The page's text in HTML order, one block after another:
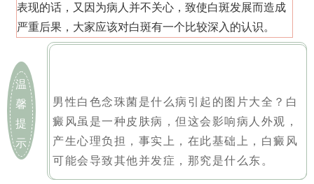
表现的话，又因为病人并不关心，致使白斑发展而造成
严重后果，大家应该对白斑有一个比较深入的认识。
温
馨
提
示
男性白色念珠菌是什么病引起的图片大全？白
癜风虽是一种皮肤病，但这会影响病人外观，
产生心理负担，事实上，在此基础上，白癜风
可能会导致其他并发症，那究是什么东。